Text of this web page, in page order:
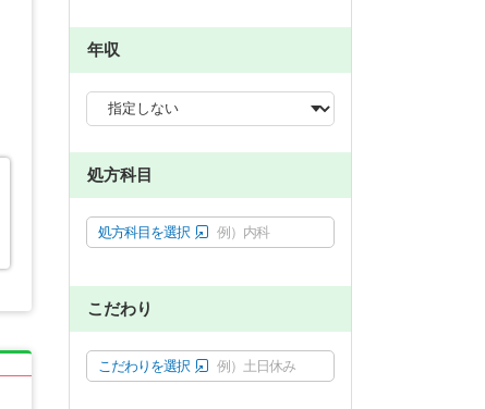
年収
処方科目
処方科目を選択 例）内科
こだわり
こだわりを選択 例）土日休み